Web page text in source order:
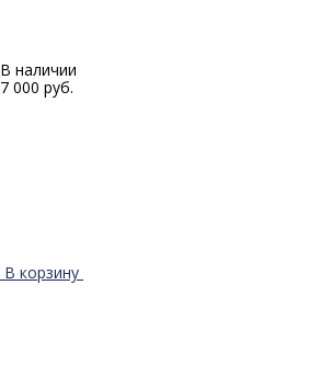
В наличии
7 000 руб.
В корзину